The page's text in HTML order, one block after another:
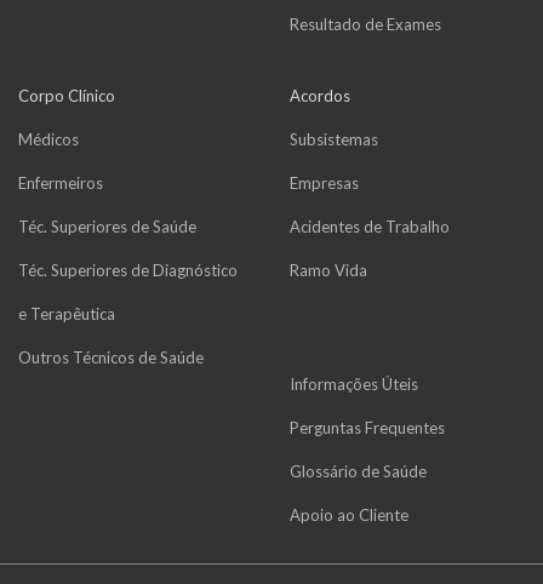
Resultado de Exames
Corpo Clínico
Médicos
Enfermeiros
Téc. Superiores de Saúde
Téc. Superiores de Diagnóstico
e Terapêutica
Outros Técnicos de Saúde
Acordos
Subsistemas
Empresas
Acidentes de Trabalho
Ramo Vida
Informações Úteis
Perguntas Frequentes
Glossário de Saúde
Apoio ao Cliente